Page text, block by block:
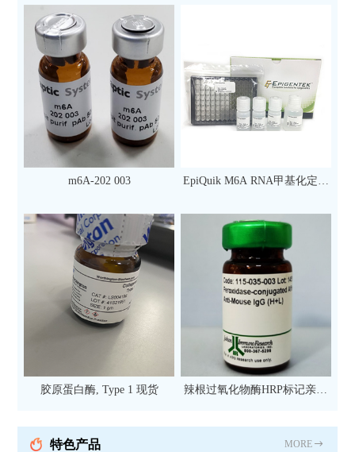
m6A-202 003
EpiQuik M6A RNA甲基化定量
次）
胶原蛋白酶, Type 1 现货
辣根过氧化物酶HRP标记亲和
抗 现货
特色产品 MORE